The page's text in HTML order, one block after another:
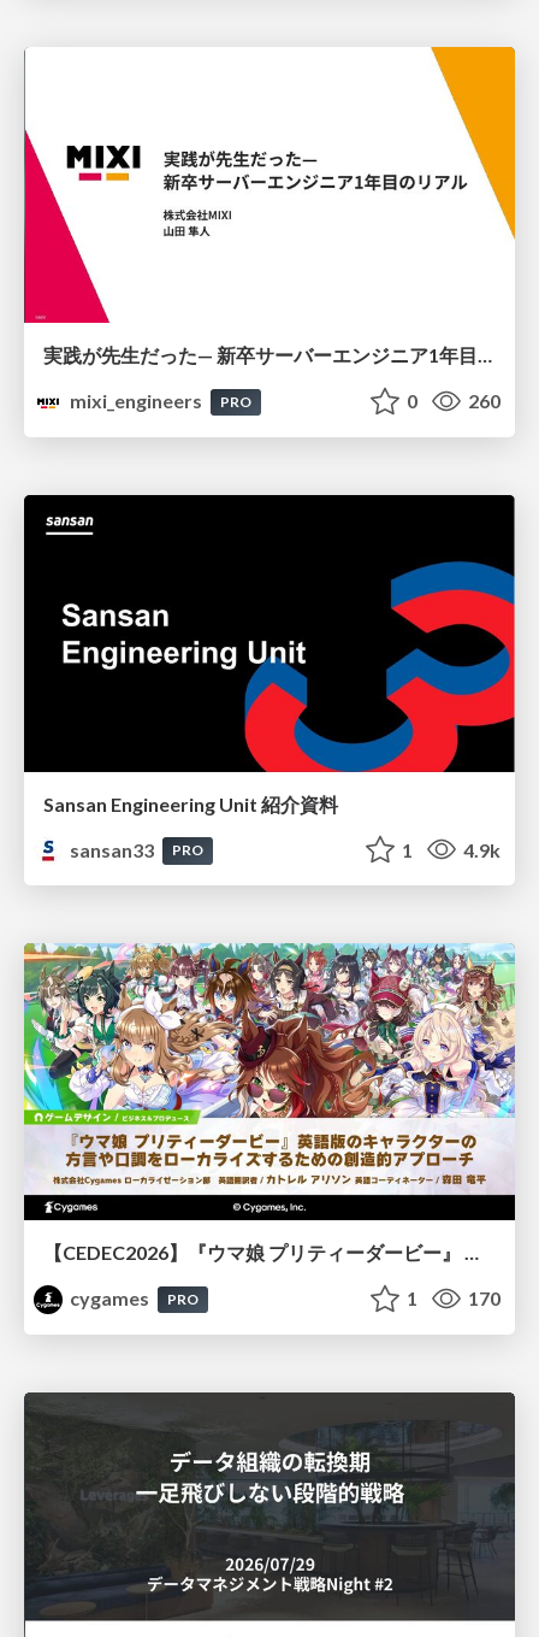
実践が先生だった— 新卒サーバーエンジニア1年目のリアル
mixi_engineers
PRO 0 260
Sansan Engineering Unit 紹介資料
sansan33
PRO 1 4.9k
【CEDEC2026】『ウマ娘 プリティーダービー』 英語版のキャラクターの方言や口調をローカライズするための創造的アプローチ
cygames
PRO 1 170